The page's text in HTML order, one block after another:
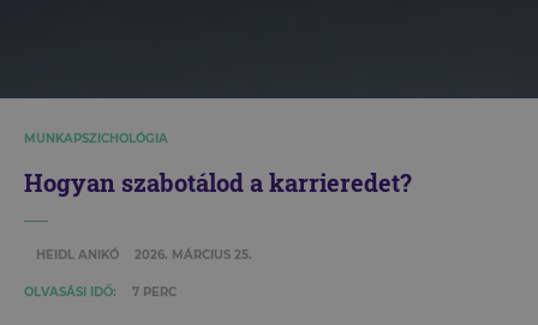
MUNKAPSZICHOLÓGIA
Hogyan szabotálod a karrieredet?
HEIDL ANIKÓ 2026. MÁRCIUS 25.
OLVASÁSI IDŐ: 7 PERC